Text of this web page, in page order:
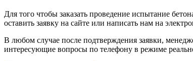
Для того чтобы заказать проведение испытание
оставить заявку на сайте или написать нам на
В любом случае после подтверждения заявки,
интересующие вопросы по телефону в режиме